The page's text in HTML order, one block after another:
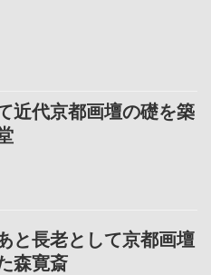
近代京都画壇の礎を築
と長老として京都画壇
森寛斎